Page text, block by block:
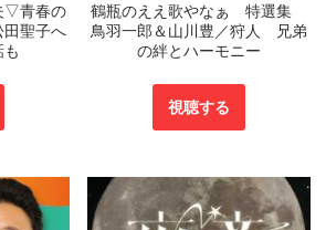
▽青春の
聖子へ
鶴瓶のええ歌やなぁ 特選集
鳥羽一郎＆山川豊／狩人 兄弟
の絆とハーモニー
視聴する